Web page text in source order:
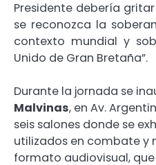
Presidente debería
se reconozca la
contexto mundial y
Unido de Gran Bretaña”.
Durante la jornada se
Malvinas, en Av.
seis salones donde se
utilizados en combate y
formato audiovisual,